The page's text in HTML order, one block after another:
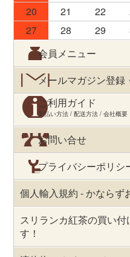
20
21 22
27
28 29
会員メニュー
メールマガジン登録
ご利用ガイド
支払い方法 / 配送方法 / 会社概要
お問い合せ
プライバシーポリシ
個人輸入規約 - かならず
スリランカ紅茶の買い
す！